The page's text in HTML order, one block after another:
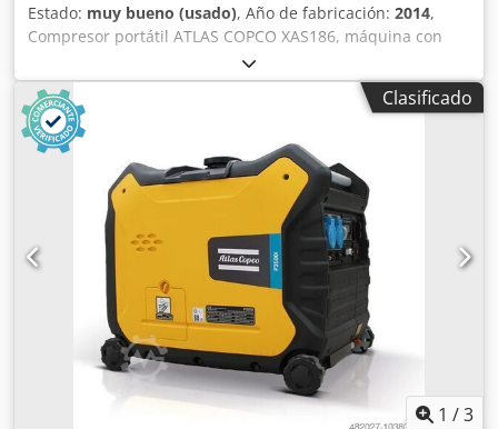
Estado: muy bueno (usado), Año de fabricación: 2014,
Compresor portátil ATLAS COPCO XAS186, máquina con
enfriador final tras servicio completo. Datos técnicos:
capacidad: 11,10 m3/min; presión de trabajo: 7 bar; año de
fabricación: 2014 motor DEUTZ kilometraje compresor
totalmente funcional, listo para trabajar, con garantía
precio neto: 79.500 PLN precio bruto: 97.785 PLN máquina
importada en estado impecable Chedpfxeyfnwge Akroa
Enlaces de vídeo a continuación.
Clasificado
1 /3